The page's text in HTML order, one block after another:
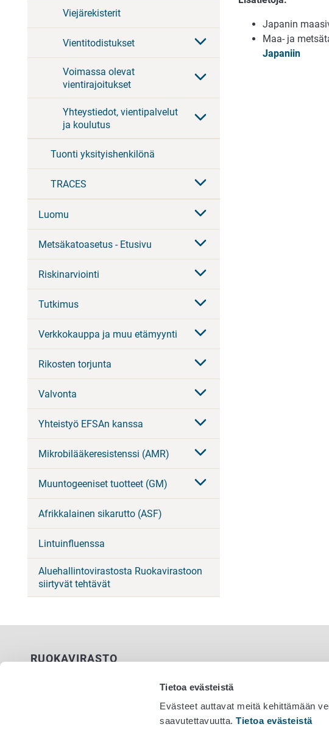
Tietoa evästeistä
Evästeet auttavat meitä kehittämään
saavutettavuutta.Tietoa evästeistä
Viejärekisterit
Vientitodistukset
Voimassa olevat
vientirajoitukset
Yhteystiedot, vientipalvelut
ja koulutus
Tuonti yksityishenkilönä
TRACES
Luomu
Metsäkatoasetus - Etusivu
Riskinarviointi
Tutkimus
Verkkokauppa ja muu etämyynti
Rikosten torjunta
Valvonta
Yhteistyö EFSAn kanssa
Mikrobilääkeresistenssi (AMR)
Muuntogeeniset tuotteet (GM)
Afrikkalainen sikarutto (ASF)
Lintuinfluenssa
Aluehallintovirastosta Ruokavirastoon
siirtyvät tehtävät
Japanin
Maa- ja
Japaniin
RUOKAVIRASTO